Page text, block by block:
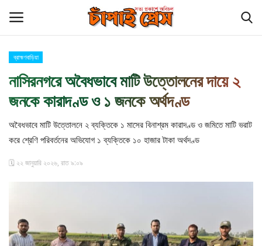
হোম
চাঁপাইনবাবগঞ্জ সীমান্ত
বিনোদন
কুমিল্লা
ব্রাহ্মণবাড়িয়া
নাসিরনগরে অবৈধভাবে মাটি উত্তোলনের দায়ে ২
জনকে কারাদণ্ড ও ১ জনকে অর্থদণ্ড
অবৈধভাবে মাটি উত্তোলনে ২ ব্যক্তিকে ১ মাসের বিনাশ্রম কারাদণ্ড ও জমিতে মাটি ভরাট
করে শ্রেণি পরিবর্তনের অভিযোগ ১ ব্যক্তিকে ১০ হাজার টাকা অর্থদণ্ড
🗓️ ২২ জানুয়ারি ২০২৬, রাত ৯:০৯